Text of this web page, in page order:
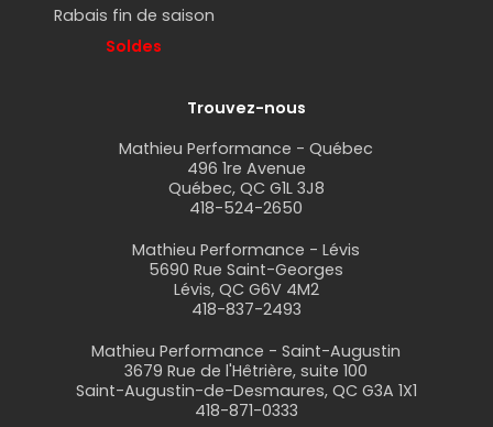
Rabais fin de saison
Soldes
Trouvez-nous
Mathieu Performance - Québec
496 1re Avenue
Québec, QC G1L 3J8
418-524-2650
Mathieu Performance - Lévis
5690 Rue Saint-Georges
Lévis, QC G6V 4M2
418-837-2493
Mathieu Performance - Saint-Augustin
3679 Rue de l'Hêtrière, suite 100
Saint-Augustin-de-Desmaures, QC G3A 1X1
418-871-0333